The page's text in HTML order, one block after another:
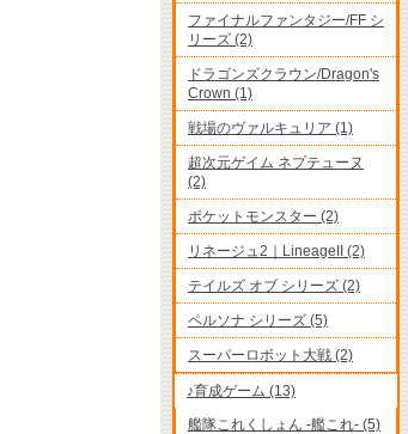
ファイナルファンタジー/FF シ
リーズ (2)
ドラゴンズクラウン/Dragon's
Crown (1)
戦場のヴァルキュリア (1)
超次元ゲイム ネプテューヌ
(2)
ポケットモンスター (2)
リネージュ2｜LineageII (2)
テイルズ オブ シリーズ (2)
ペルソナ シリーズ (5)
スーパーロボット大戦 (2)
♪育成ゲーム (13)
艦隊これくしょん -艦これ- (5)